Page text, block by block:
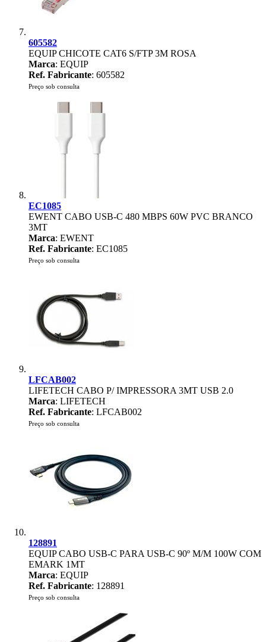
605582
EQUIP CHICOTE CAT6 S/FTP 3M ROSA
Marca: EQUIP
Ref. Fabricante: 605582
Preço sob consulta
EC1085
EWENT CABO USB-C 480 MBPS 60W PVC BRANCO
3MT
Marca: EWENT
Ref. Fabricante: EC1085
Preço sob consulta
LFCAB002
LIFETECH CABO P/ IMPRESSORA 3MT USB 2.0
Marca: LIFETECH
Ref. Fabricante: LFCAB002
Preço sob consulta
128891
EQUIP CABO USB-C PARA USB-C 90º M/M 100W COM
EMARK 1MT
Marca: EQUIP
Ref. Fabricante: 128891
Preço sob consulta